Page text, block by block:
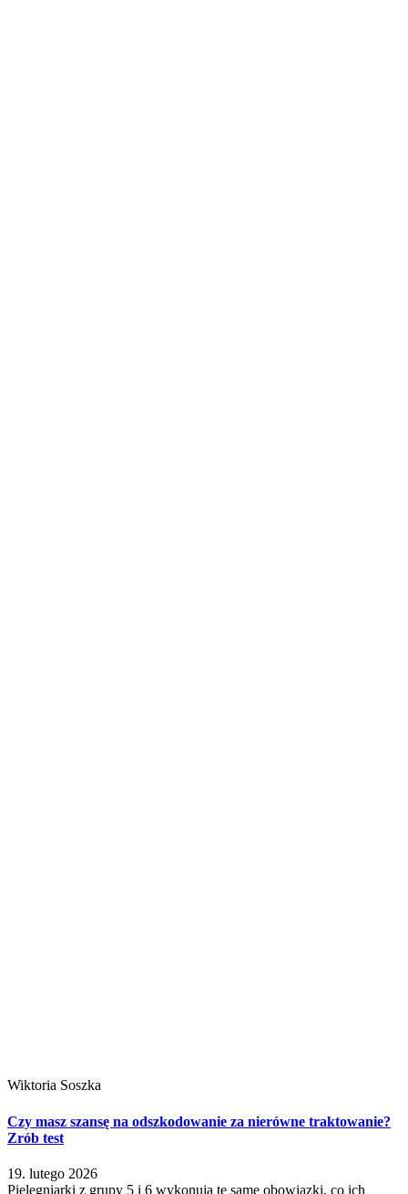
Wiktoria Soszka
Czy masz szansę na odszkodowanie za nierówne traktowanie?
Zrób test
19. lutego 2026
Pielęgniarki z grupy 5 i 6 wykonują te same obowiązki, co ich